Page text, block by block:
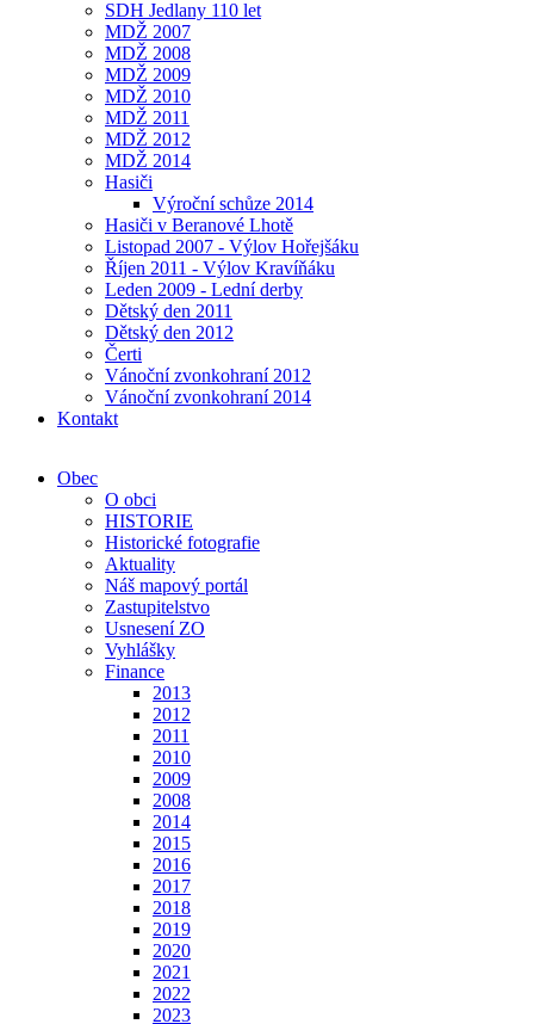
SDH Jedlany 110 let
MDŽ 2007
MDŽ 2008
MDŽ 2009
MDŽ 2010
MDŽ 2011
MDŽ 2012
MDŽ 2014
Hasiči
Výroční schůze 2014
Hasiči v Beranové Lhotě
Listopad 2007 - Výlov Hořejšáku
Říjen 2011 - Výlov Kravíňáku
Leden 2009 - Lední derby
Dětský den 2011
Dětský den 2012
Čerti
Vánoční zvonkohraní 2012
Vánoční zvonkohraní 2014
Kontakt
Obec
O obci
HISTORIE
Historické fotografie
Aktuality
Náš mapový portál
Zastupitelstvo
Usnesení ZO
Vyhlášky
Finance
2013
2012
2011
2010
2009
2008
2014
2015
2016
2017
2018
2019
2020
2021
2022
2023